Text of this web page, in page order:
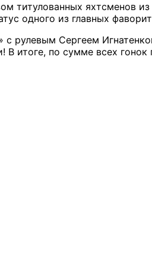
титулованных яхтсменов
одного из главных
Сергеем
итоге, по сумме всех